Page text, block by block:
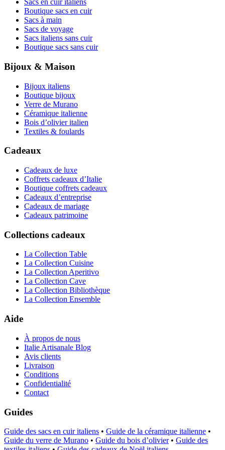
Sacs en cuir italiens
Boutique sacs en cuir
Sacs à main
Sacs de voyage
Sacs italiens sans cuir
Boutique sacs sans cuir
Bijoux & Maison
Bijoux italiens
Boutique bijoux
Verre de Murano
Céramique italienne
Bois d’olivier italien
Textiles & foulards
Cadeaux
Cadeaux de luxe
Coffrets cadeaux d’Italie
Boutique coffrets cadeaux
Cadeaux d’entreprise
Cadeaux de mariage
Cadeaux patrimoine
Collections cadeaux
La Collection Table
La Collection Cuisine
La Collection Aperitivo
La Collection Cave
La Collection Bibliothèque
La Collection Ensemble
Aide
À propos de nous
Italie Artisanale Blog
Avis clients
Livraison
Conditions
Confidentialité
Contact
Guides
Guide des sacs en cuir italiens • Guide de la céramique italienne •
Guide du verre de Murano • Guide du bois d’olivier • Guide des